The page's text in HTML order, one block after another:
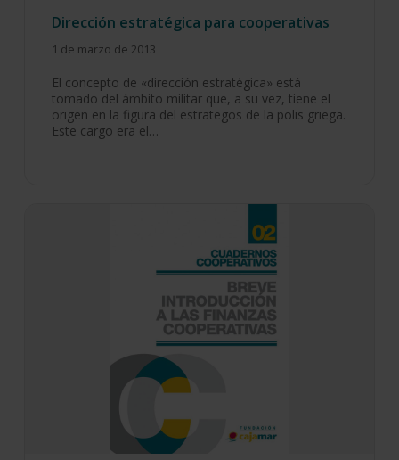
Dirección estratégica para cooperativas
1 de marzo de 2013
El concepto de «dirección estratégica» está
tomado del ámbito militar que, a su vez, tiene el
origen en la figura del estrategos de la polis griega.
Este cargo era el…